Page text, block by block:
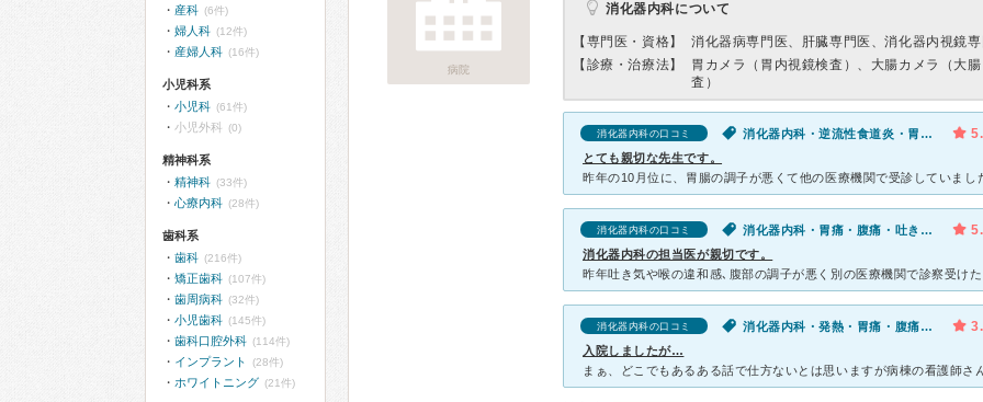
病院
消化器内科について
【専門医・資格】
消化器病専門医、肝臓専門医、消化器内視鏡
【診療・治療法】
胃カメラ（胃内視鏡検査）、大腸カメラ（大
査）
消化器内科の口コミ 消化器内科・逆流性食道炎・胃痛・腹痛・胸やけ・胃もたれ・吐き気・嘔吐・便秘
とても親切な先生です。
消化器内科の口コミ 消化器内科・胃痛・腹痛・吐き気・嘔吐・便秘
消化器内科の担当医が親切です。
消化器内科の口コミ 消化器内科・発熱・胃痛・腹痛・急性の下痢
入院しましたが…
産科 (6件)
婦人科 (12件)
産婦人科 (16件)
小児科系
小児科 (61件)
小児外科 (0)
精神科系
精神科 (33件)
心療内科 (28件)
歯科系
歯科 (216件)
矯正歯科 (107件)
歯周病科 (32件)
小児歯科 (145件)
歯科口腔外科 (114件)
インプラント (28件)
ホワイトニング (21件)